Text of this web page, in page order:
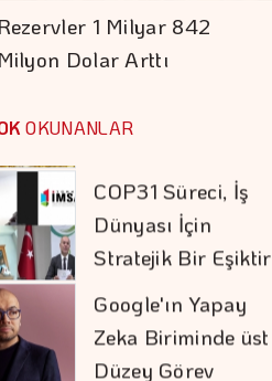
Rezervler 1 Milyar 842
Milyon Dolar Arttı
OKUNANLAR
Konusunda Anlaştı
Altına Yaradı
COP31 Süreci, İş
Dünyası İçin
Stratejik Bir Eşiktir
Google'ın Yapay
Zeka Biriminde üst
Düzey Görev